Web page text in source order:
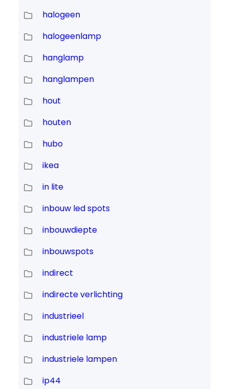
halogeen
halogeenlamp
hanglamp
hanglampen
hout
houten
hubo
ikea
in lite
inbouw led spots
inbouwdiepte
inbouwspots
indirect
indirecte verlichting
industrieel
industriele lamp
industriele lampen
ip44